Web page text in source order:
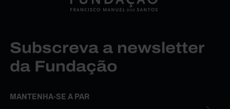
Subscreva a newsletter
da Fundação
MANTENHA-SE A PAR